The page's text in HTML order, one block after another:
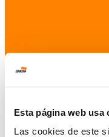
Esta página web usa
Las cookies de este